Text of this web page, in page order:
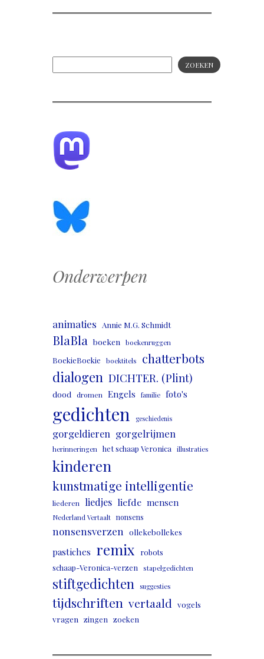
ZOEKEN
Onderwerpen
animaties Annie M.G. Schmidt
BlaBla boeken boekenruggen
BoekieBoekie boektitels chatterbots
dialogen DICHTER. (Plint)
dood dromen Engels familie foto's
gedichten geschiedenis
gorgeldieren gorgelrijmen
herinneringen het schaap Veronica illustraties
kinderen
kunstmatige intelligentie
liederen liedjes liefde mensen
Nederland Vertaalt nonsens
nonsensverzen ollekebollekes
pastiches remix
robots
schaap-Veronica-verzen
stapelgedichten
stiftgedichten suggesties
tijdschriften vertaald
vogels
vragen zingen zoeken